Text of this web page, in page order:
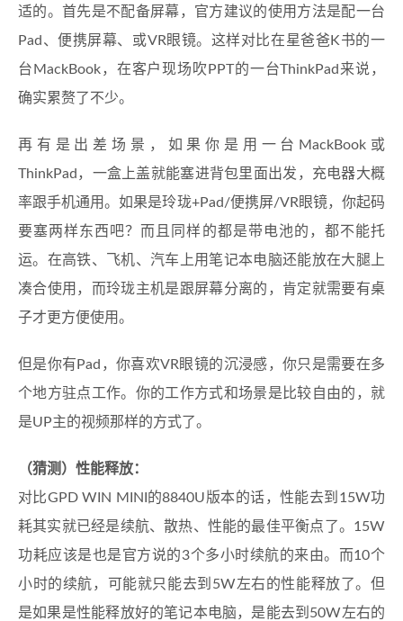
适的。首先是不配备屏幕，官方建议的使用方法是配一台
Pad、便携屏幕、或VR眼镜。这样对比在星爸爸K书的一
台MackBook，在客户现场吹PPT的一台ThinkPad来说，
确实累赘了不少。
再有是出差场景，如果你是用一台MackBook或
ThinkPad，一盒上盖就能塞进背包里面出发，充电器大概
率跟手机通用。如果是玲珑+Pad/便携屏/VR眼镜，你起码
要塞两样东西吧？而且同样的都是带电池的，都不能托
运。在高铁、飞机、汽车上用笔记本电脑还能放在大腿上
凑合使用，而玲珑主机是跟屏幕分离的，肯定就需要有桌
子才更方便使用。
但是你有Pad，你喜欢VR眼镜的沉浸感，你只是需要在多
个地方驻点工作。你的工作方式和场景是比较自由的，就
是UP主的视频那样的方式了。
（猜测）性能释放：
对比GPD WIN MINI的8840U版本的话，性能去到15W功
耗其实就已经是续航、散热、性能的最佳平衡点了。15W
功耗应该是也是官方说的3个多小时续航的来由。而10个
小时的续航，可能就只能去到5W左右的性能释放了。但
是如果是性能释放好的笔记本电脑，是能去到50W左右的